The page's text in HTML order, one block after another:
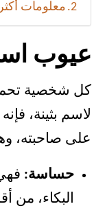
معلومات
عيوب
كل شخصية
لاسم بثينة،
على صاحبته،
حساسة:
البكاء، من